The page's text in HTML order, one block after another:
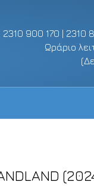
2310 900 170 | 2310
Ωράριο